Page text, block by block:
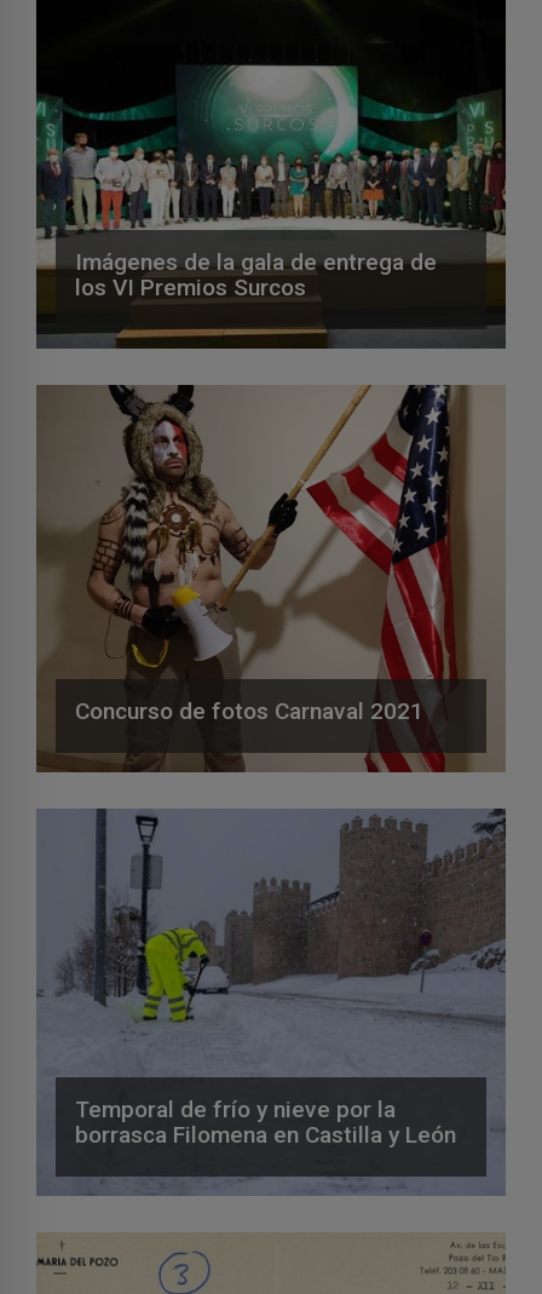
Imágenes de la gala de entrega de
los VI Premios Surcos
Concurso de fotos Carnaval 2021
Temporal de frío y nieve por la
borrasca Filomena en Castilla y León